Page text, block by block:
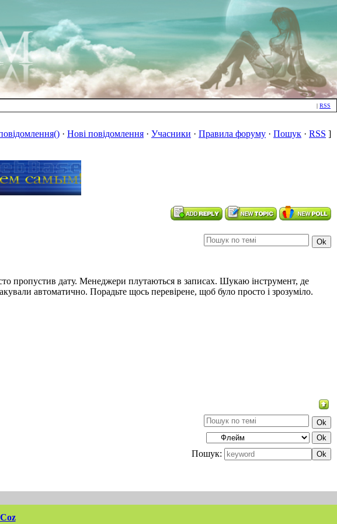
| RSS
· Нові повідомлення · Учасники · Правила форуму · Пошук · RSS ]
пропустив дату. Менеджери плутаються в записах. Шукаю інструмент, де
автоматично. Порадьте щось перевірене, щоб було просто і зрозуміло.
Пошук: